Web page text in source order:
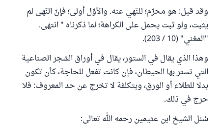
وقد قيل: هو محرّم؛ للنّهي عنه. والأوّل أولى؛ فإنّ النّهى لم
يثبت، ولو ثبت يحمل على الكراهة؛ لما ذكرناه " انتهى.
"المغني" (10 / 203).
وهذا الذي يقال في الستور، يقال في أوراق الشجر الصناعية
التي تستر بها الحيطان، فإن كانت تفعل للحاجة، كأن تكون
بدلا للطلاء أو الورق، وبتكلفة لا تخرج عن حد المعروف: فلا
حرج في ذلك.
سُئل الشيخ ابن عثيمين رحمه الله تعالى: